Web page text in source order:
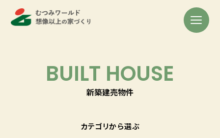
BUILT HOUSE
新築建売物件
カテゴリから選ぶ